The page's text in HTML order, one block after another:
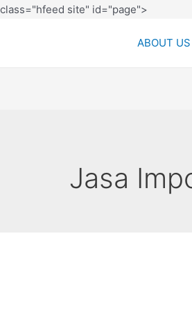
class="hfeed site" id="page">
ABOUT US
Jasa